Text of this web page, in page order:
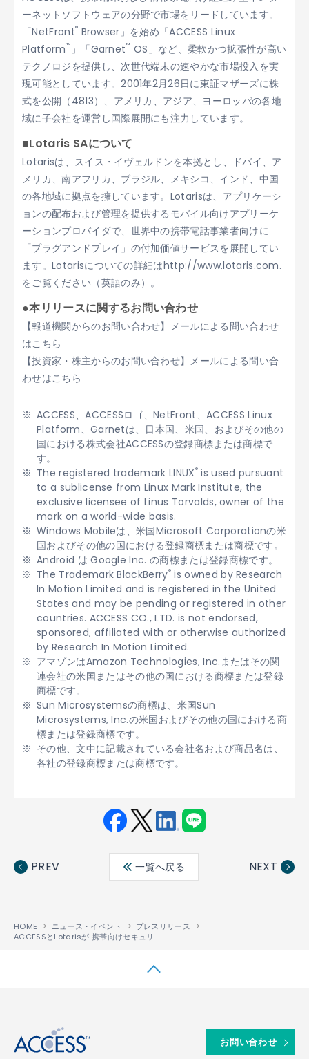
ーネットソフトウェアの分野で市場をリードしています。
「NetFront® Browser」を始め「ACCESS Linux
Platform™ 」「Garnet™ OS」など、柔軟かつ拡張性が高い
テクノロジを提供し、次世代端末の速やかな市場投入を実
現可能としています。2001年2月26日に東証マザーズに株
式を公開（4813）、アメリカ、アジア、ヨーロッパの各地
域に子会社を運営し国際展開にも注力しています。
■Lotaris SAについて
Lotarisは、スイス・イヴェルドンを本拠とし、ドバイ、ア
メリカ、南アフリカ、ブラジル、メキシコ、インド、中国
の各地域に拠点を擁しています。Lotarisは、アプリケーシ
ョンの配布および管理を提供するモバイル向けアプリーケ
ーションプロバイダで、世界中の携帯電話事業者向けに
「プラグアンドプレイ」の付加価値サービスを展開してい
ます。Lotarisについての詳細はhttp://www.lotaris.com.
をご覧ください（英語のみ）。
●本リリースに関するお問い合わせ
【報道機関からのお問い合わせ】メールによる問い合わせ
はこちら
【投資家・株主からのお問い合わせ】メールによる問い合
わせはこちら
ACCESS、ACCESSロゴ、NetFront、ACCESS Linux
Platform、Garnetは、日本国、米国、およびその他の
国における株式会社ACCESSの登録商標または商標で
す。
The registered trademark LINUX®is used pursuant
to a sublicense from Linux Mark Institute, the
exclusive licensee of Linus Torvalds, owner of the
mark on a world-wide basis.
Windows Mobileは、米国Microsoft Corporationの米
国およびその他の国における登録商標または商標です。
Android は Google Inc. の商標または登録商標です。
The Trademark BlackBerry® is owned by Research
In Motion Limited and is registered in the United
States and may be pending or registered in other
countries. ACCESS CO., LTD. is not endorsed,
sponsored, affiliated with or otherwise authorized
by Research In Motion Limited.
アマゾンはAmazon Technologies, Inc.またはその関
連会社の米国またはその他の国における商標または登録
商標です。
Sun Microsystemsの商標は、米国Sun
Microsystems, Inc.の米国およびその他の国における商
標または登録商標です。
その他、文中に記載されている会社名および商品名は、
各社の登録商標または商標です。
ebo ter
edin
PREV 一覧へ戻る NEXT
HOME ニュース・イベント
プレスリリース
ACCESSとLotarisが 携帯向けセキュリティサービス事業での協業に合意
お問い合わせ